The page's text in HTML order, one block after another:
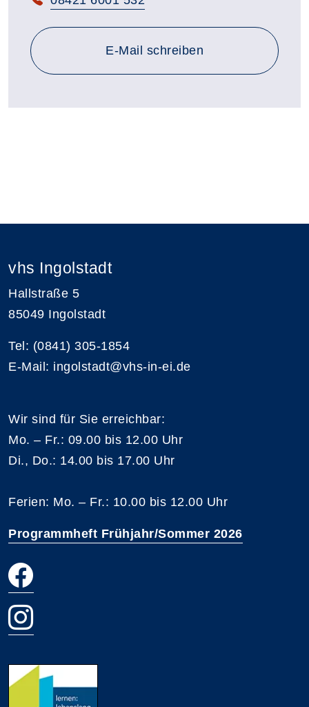
E-Mail schreiben
vhs Ingolstadt
Hallstraße 5
85049 Ingolstadt
Tel: (0841) 305-1854
E-Mail: ingolstadt@vhs-in-ei.de
Wir sind für Sie erreichbar:
Mo. – Fr.: 09.00 bis 12.00 Uhr
Di., Do.: 14.00 bis 17.00 Uhr
Ferien: Mo. – Fr.: 10.00 bis 12.00 Uhr
Programmheft Frühjahr/Sommer 2026